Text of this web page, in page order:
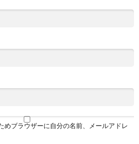
めブラウザーに自分の名前、メールアドレ